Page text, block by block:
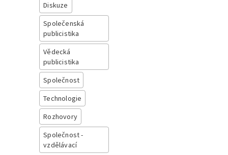
Diskuze
Společenská
publicistika
Vědecká
publicistika
Společnost
Technologie
Rozhovory
Společnost -
vzdělávací